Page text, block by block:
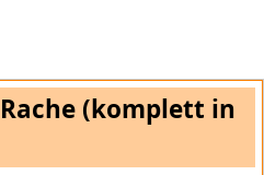
(komplett in